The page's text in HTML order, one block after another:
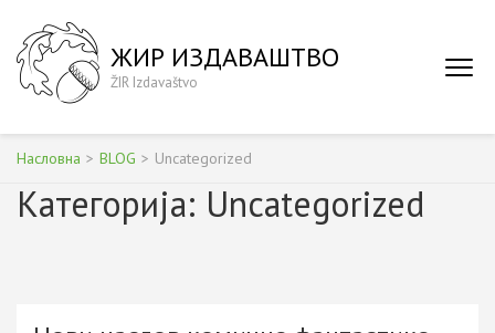
content
(Press
ЖИР ИЗДАВАШТВО
ŽIR Izdavaštvo
Насловна > BLOG > Uncategorized
Категорија: Uncategorized